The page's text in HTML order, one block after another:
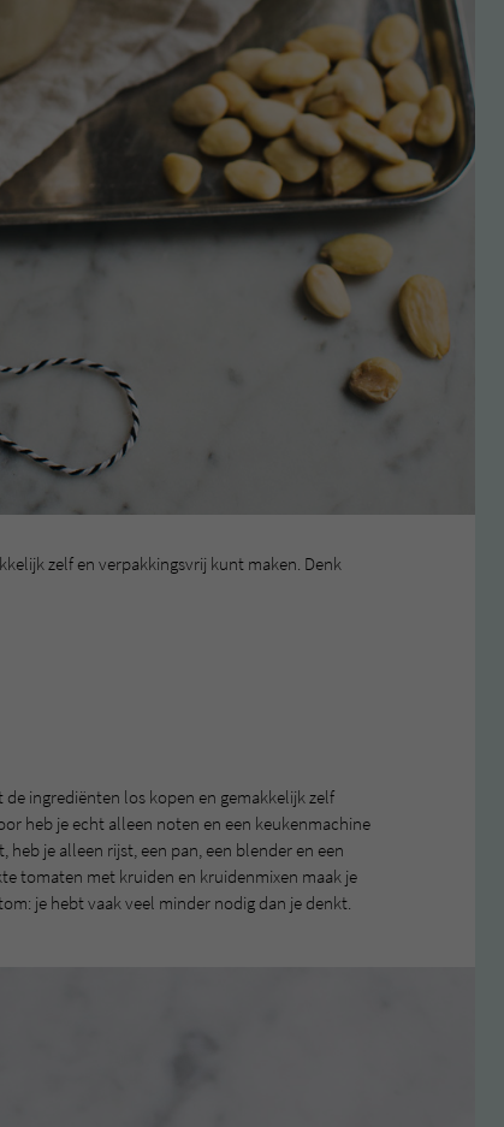
zelf en verpakkingsvrij kunt maken. Denk
ingrediënten los kopen en gemakkelijk zelf
heb je echt alleen noten en een keukenmachine
je alleen rijst, een pan, een blender en een
tomaten met kruiden en kruidenmixen maak je
je hebt vaak veel minder nodig dan je denkt.